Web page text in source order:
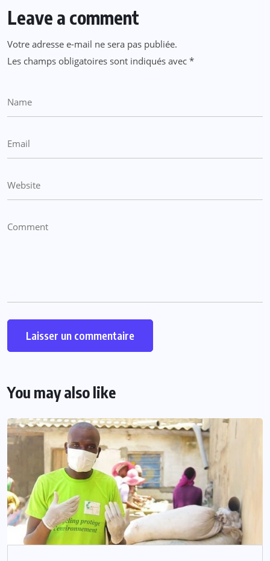
Leave a comment
Votre adresse e-mail ne sera pas publiée.
Les champs obligatoires sont indiqués avec *
You may also like